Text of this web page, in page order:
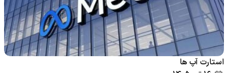
استارت آپ ها